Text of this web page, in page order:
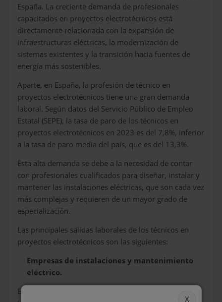
España. La creciente demanda de profesionales
capacitados en proyectos electrotécnicos está
directamente relacionada con la expansión de
infraestructuras eléctricas, la modernización de
sistemas existentes y la transición hacia fuentes de
energía más sostenibles.
Aparte, en España, la profesión de técnico en
proyectos electrotécnicos tiene una gran demanda
laboral. Según datos del Servicio Público de Empleo
Estatal (SEPE), la tasa de paro de los técnicos en
proyectos electrotécnicos en 2023 es del 7,8%, inferior
a la tasa de paro media del país, que es del 13,3%.
Esta alta demanda se debe a la necesidad de contar
con profesionales cualificados para diseñar, instalar y
mantener las instalaciones eléctricas, que son cada vez
más complejas y requieren de un mayor grado de
especialización.
Las principales salidas laborales de los técnicos en
proyectos electrotécnicos son las siguientes:
Empresas de instalaciones y mantenimiento
eléctrico.
Estas empresas son las principales empleadoras de